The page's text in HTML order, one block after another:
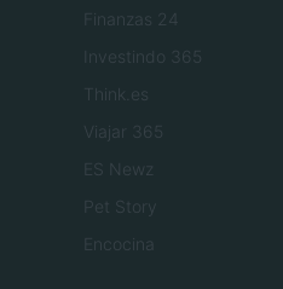
Finanzas 24
Investindo 365
Think.es
Viajar 365
ES Newz
Pet Story
Encocina